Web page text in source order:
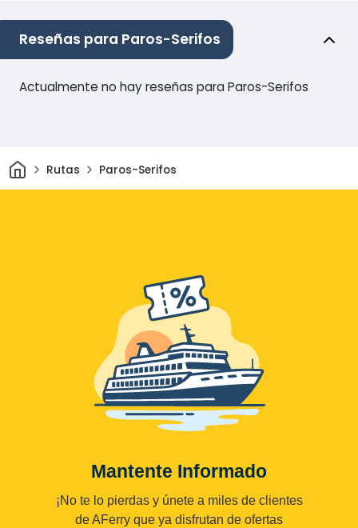
Reseñas para Paros-Serifos
Actualmente no hay reseñas para Paros-Serifos
InicioRutas Paros-Serifos
Mantente Informado
¡No te lo pierdas y únete a miles de clientes
de AFerry que ya disfrutan de ofertas